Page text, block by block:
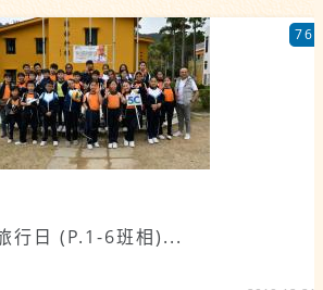
行日 (P.1-6班相)...
76